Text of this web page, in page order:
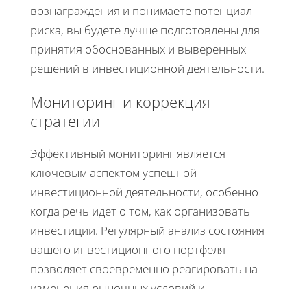
вознаграждения и понимаете потенциал
риска, вы будете лучше подготовлены для
принятия обоснованных и выверенных
решений в инвестиционной деятельности.
Мониторинг и коррекция
стратегии
Эффективный мониторинг является
ключевым аспектом успешной
инвестиционной деятельности, особенно
когда речь идет о том, как организовать
инвестиции. Регулярный анализ состояния
вашего инвестиционного портфеля
позволяет своевременно реагировать на